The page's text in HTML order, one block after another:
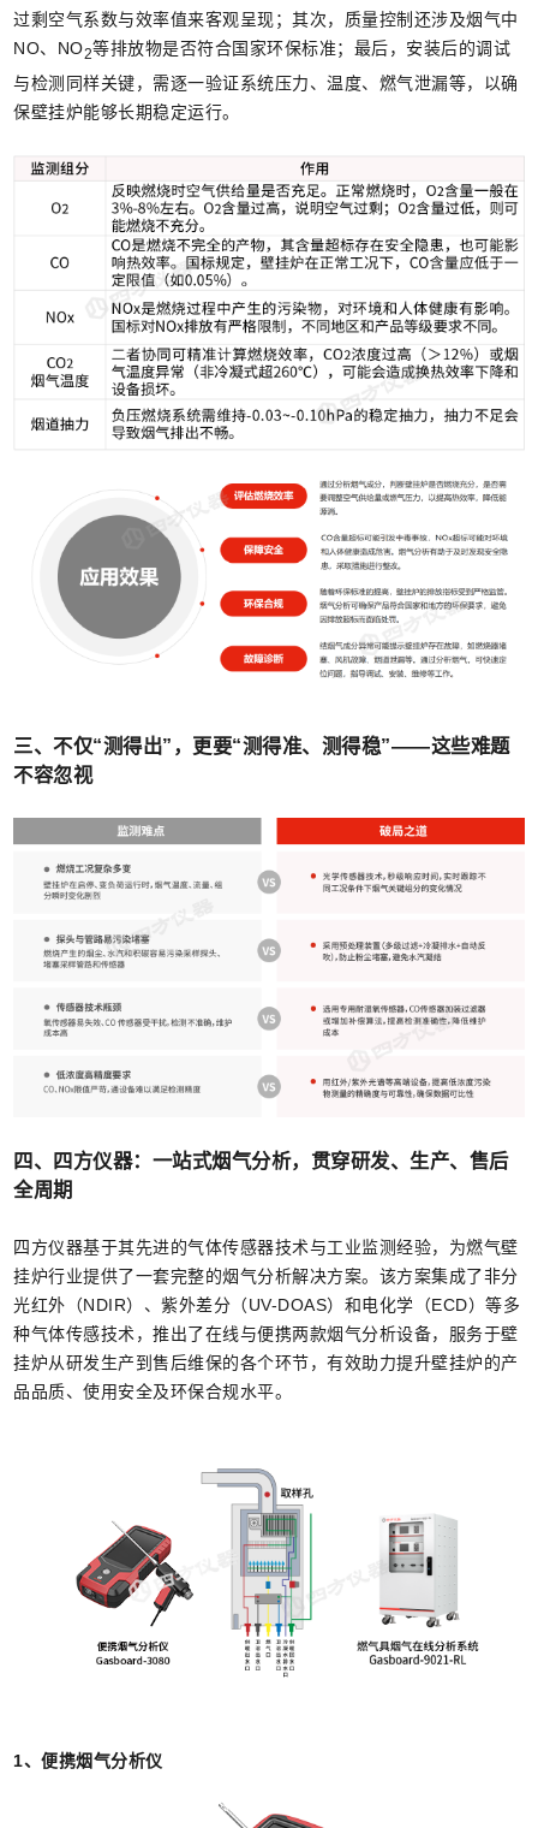
过剩空气系数与效率值来客观呈现；其次，质量控制还涉及烟气中
NO、NO2等排放物是否符合国家环保标准；最后，安装后的调试
与检测同样关键，需逐一验证系统压力、温度、燃气泄漏等，以确
保壁挂炉能够长期稳定运行。
三、不仅“测得出”，更要“测得准、测得稳”——这些难题
不容忽视
四、四方仪器：一站式烟气分析，贯穿研发、生产、售后
全周期
四方仪器基于其先进的气体传感器技术与工业监测经验，为燃气壁
挂炉行业提供了一套完整的烟气分析解决方案。该方案集成了非分
光红外（NDIR）、紫外差分（UV-DOAS）和电化学（ECD）等多
种气体传感技术，推出了在线与便携两款烟气分析设备，服务于壁
挂炉从研发生产到售后维保的各个环节，有效助力提升壁挂炉的产
品品质、使用安全及环保合规水平。
1、便携烟气分析仪